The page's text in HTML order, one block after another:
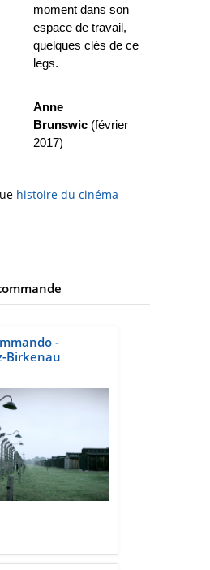
moment dans son
espace de travail,
quelques clés de ce
legs.
Anne
Brunswic (février
2017)
histoire du cinéma
-
Birkenau